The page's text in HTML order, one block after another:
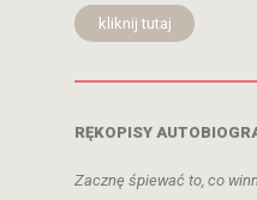
kliknij tutaj
RĘKOPISY
Zacznę śpiewać to, co